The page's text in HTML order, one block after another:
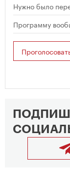
Нужно было
Программу